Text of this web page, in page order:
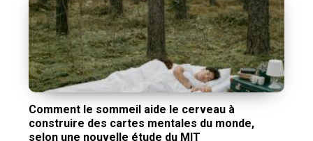
Comment le sommeil aide le cerveau à
construire des cartes mentales du monde,
selon une nouvelle étude du MIT